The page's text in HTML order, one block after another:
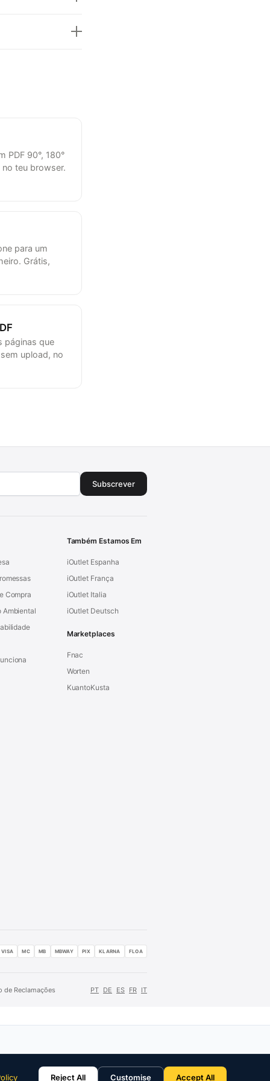
PDF 90°, 180°
no teu browser.
para um
Grátis,
páginas que
upload, no
Subscrever
Compra
Ambiental
Também Estamos Em
iOutlet Espanha
iOutlet França
iOutlet Italia
iOutlet Deutsch
Marketplaces
Fnac
Worten
KuantoKusta
VISA MC MB MBWAY PIX KLARNA FLOA
de Reclamações PT DE ES FR IT
Reject All Customise Accept All